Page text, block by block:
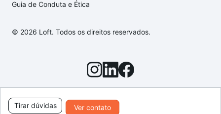
Ver contato
Tirar dúvidas
Guia de Conduta e Ética
© 2026 Loft. Todos os direitos reservados.